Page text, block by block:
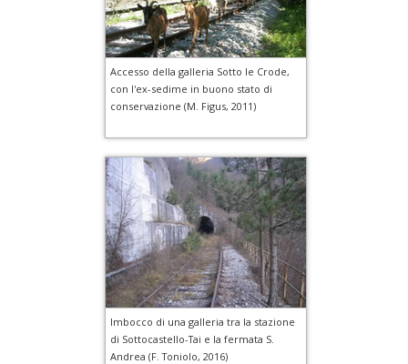
Accesso della galleria Sotto le Crode,
con l'ex-sedime in buono stato di
conservazione (M. Figus, 2011)
Imbocco di una galleria tra la stazione
di Sottocastello-Tai e la fermata S.
Andrea (F. Toniolo, 2016)